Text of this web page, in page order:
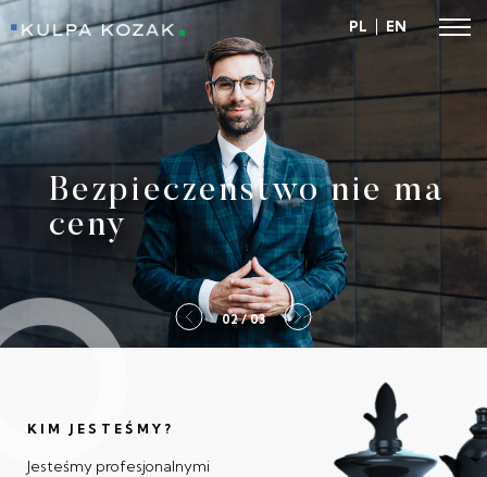
Kulpa Kozak
PL EN
Bezpieczeństwo nie ma
ceny
2 / 03
KIM JESTEŚMY?
Jesteśmy profesjonalnymi